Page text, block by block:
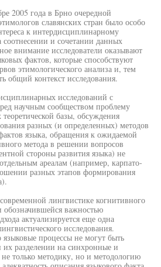
2005 года в Брно очередной
славянских стран было особо
к интердисциплинарному
и сочетании данных
внимание исследователи оказывают
фактов, которые способствуют
этимологического анализа и, тем
общий контекст исследования.
исследований с
научным сообществом проблему
базы, обсуждения
разных (и определенных) методов
языка, обращения к ожидаемой
метода в решении вопросов
стороны развития языка) не
ареалам (например, карпато-
разных этапов формирования
лингвистике когнитивного
обозначившейся важностью
актуализируется еще одна
исследования.
процессы не могут быть
их разделении на синхронные и
только методику, но и методологию